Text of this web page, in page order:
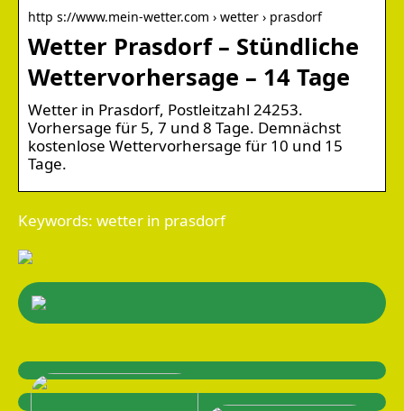
http s://www.mein-wetter.com › wetter › prasdorf
Wetter Prasdorf – Stündliche
Wettervorhersage – 14 Tage
Wetter in Prasdorf, Postleitzahl 24253.
Vorhersage für 5, 7 und 8 Tage. Demnächst
kostenlose Wettervorhersage für 10 und 15
Tage.
Keywords: wetter in prasdorf